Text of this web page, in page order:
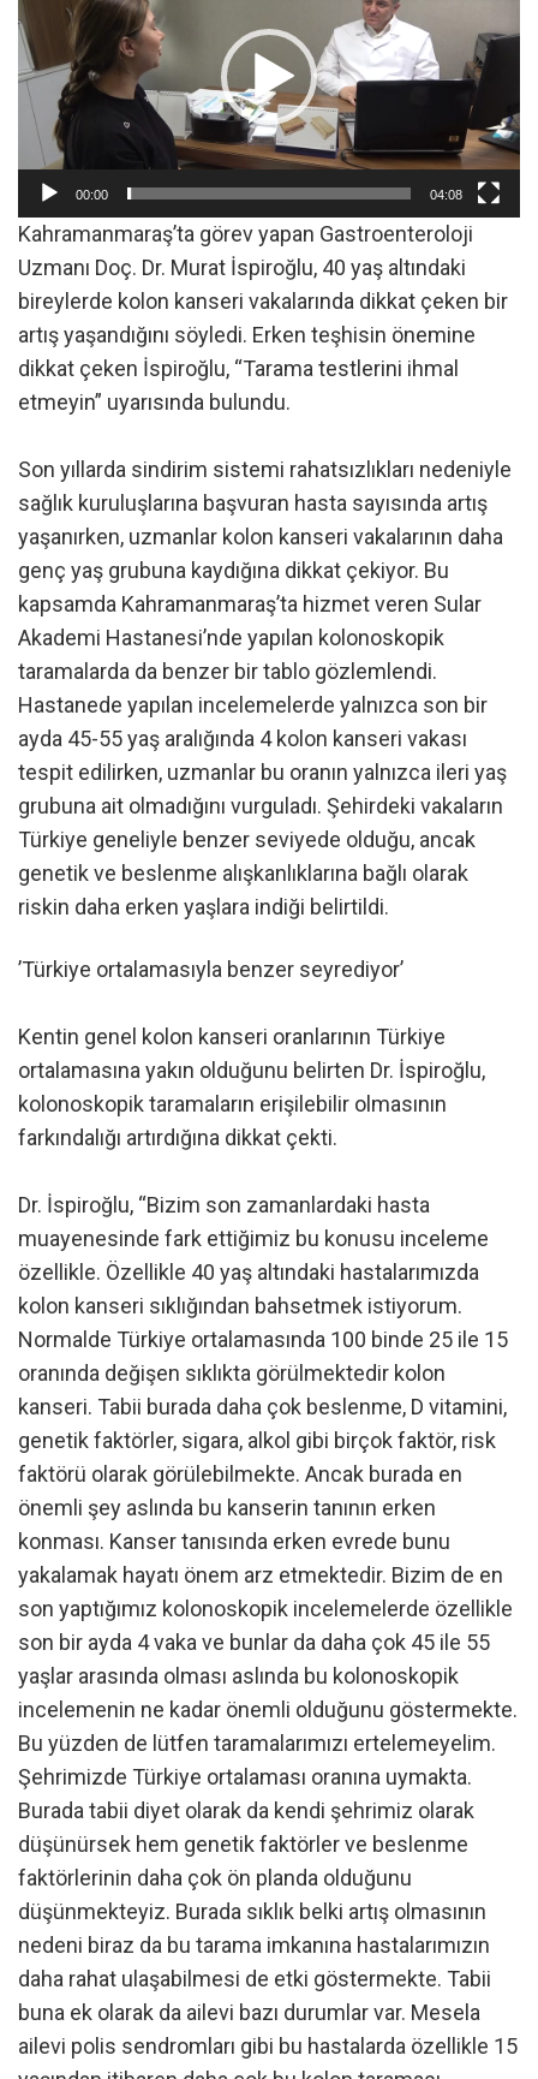
00:00 04:08
Kahramanmaraş’ta görev yapan Gastroenteroloji
Uzmanı Doç. Dr. Murat İspiroğlu, 40 yaş altındaki
bireylerde kolon kanseri vakalarında dikkat çeken bir
artış yaşandığını söyledi. Erken teşhisin önemine
dikkat çeken İspiroğlu, “Tarama testlerini ihmal
etmeyin” uyarısında bulundu.
Son yıllarda sindirim sistemi rahatsızlıkları nedeniyle
sağlık kuruluşlarına başvuran hasta sayısında artış
yaşanırken, uzmanlar kolon kanseri vakalarının daha
genç yaş grubuna kaydığına dikkat çekiyor. Bu
kapsamda Kahramanmaraş’ta hizmet veren Sular
Akademi Hastanesi’nde yapılan kolonoskopik
taramalarda da benzer bir tablo gözlemlendi.
Hastanede yapılan incelemelerde yalnızca son bir
ayda 45-55 yaş aralığında 4 kolon kanseri vakası
tespit edilirken, uzmanlar bu oranın yalnızca ileri yaş
grubuna ait olmadığını vurguladı. Şehirdeki vakaların
Türkiye geneliyle benzer seviyede olduğu, ancak
genetik ve beslenme alışkanlıklarına bağlı olarak
riskin daha erken yaşlara indiği belirtildi.
’Türkiye ortalamasıyla benzer seyrediyor’
Kentin genel kolon kanseri oranlarının Türkiye
ortalamasına yakın olduğunu belirten Dr. İspiroğlu,
kolonoskopik taramaların erişilebilir olmasının
farkındalığı artırdığına dikkat çekti.
Dr. İspiroğlu, “Bizim son zamanlardaki hasta
muayenesinde fark ettiğimiz bu konusu inceleme
özellikle. Özellikle 40 yaş altındaki hastalarımızda
kolon kanseri sıklığından bahsetmek istiyorum.
Normalde Türkiye ortalamasında 100 binde 25 ile 15
oranında değişen sıklıkta görülmektedir kolon
kanseri. Tabii burada daha çok beslenme, D vitamini,
genetik faktörler, sigara, alkol gibi birçok faktör, risk
faktörü olarak görülebilmekte. Ancak burada en
önemli şey aslında bu kanserin tanının erken
konması. Kanser tanısında erken evrede bunu
yakalamak hayatı önem arz etmektedir. Bizim de en
son yaptığımız kolonoskopik incelemelerde özellikle
son bir ayda 4 vaka ve bunlar da daha çok 45 ile 55
yaşlar arasında olması aslında bu kolonoskopik
incelemenin ne kadar önemli olduğunu göstermekte.
Bu yüzden de lütfen taramalarımızı ertelemeyelim.
Şehrimizde Türkiye ortalaması oranına uymakta.
Burada tabii diyet olarak da kendi şehrimiz olarak
düşünürsek hem genetik faktörler ve beslenme
faktörlerinin daha çok ön planda olduğunu
düşünmekteyiz. Burada sıklık belki artış olmasının
nedeni biraz da bu tarama imkanına hastalarımızın
daha rahat ulaşabilmesi de etki göstermekte. Tabii
buna ek olarak da ailevi bazı durumlar var. Mesela
ailevi polis sendromları gibi bu hastalarda özellikle 15